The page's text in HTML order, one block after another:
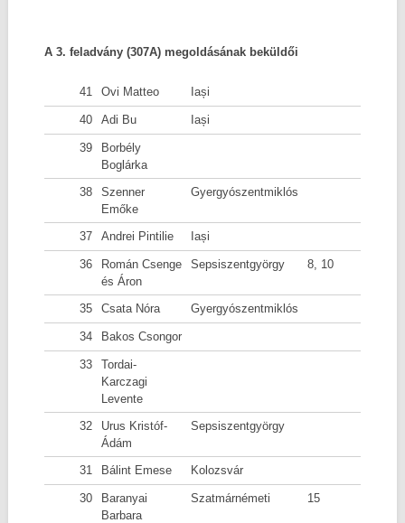
A 3. feladvány (307A) megoldásának beküldői
41 Ovi Matteo Iași
40 Adi Bu Iași
39
Borbély
Boglárka
38
Szenner
Emőke
Gyergyószentmiklós
37 Andrei Pintilie Iași
36
Román Csenge
és Áron
Sepsiszentgyörgy 8, 10
35 Csata Nóra Gyergyószentmiklós
34 Bakos Csongor
33
Tordai-
Karczagi
Levente
32
Urus Kristóf-
Ádám
Sepsiszentgyörgy
31 Bálint Emese Kolozsvár
30
Baranyai
Barbara
Szatmárnémeti 15